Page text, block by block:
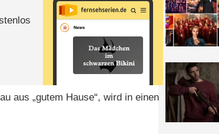
aus „gutem Hause“, wird in einen